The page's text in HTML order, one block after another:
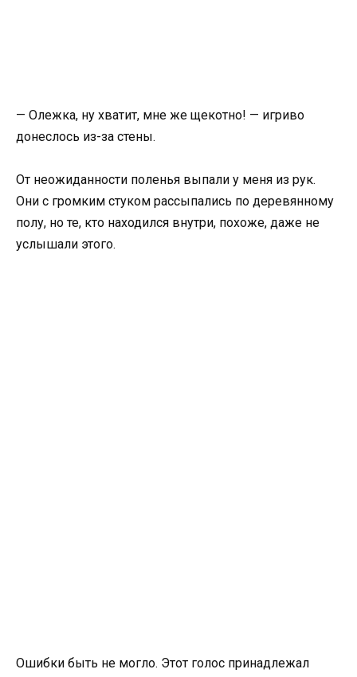
— Олежка, ну хватит, мне же щекотно! — игриво
донеслось из-за стены.
От неожиданности поленья выпали у меня из рук.
Они с громким стуком рассыпались по деревянному
полу, но те, кто находился внутри, похоже, даже не
услышали этого.
Ошибки быть не могло. Этот голос принадлежал